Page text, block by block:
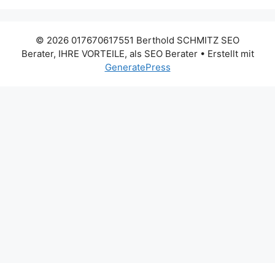
© 2026 017670617551 Berthold SCHMITZ SEO
Berater, IHRE VORTEILE, als SEO Berater• Erstellt mit
GeneratePress